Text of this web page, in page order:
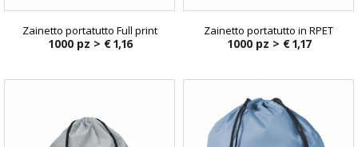
Zainetto portatutto Full print
1000 pz > € 1,16
Zainetto portatutto in RPET
1000 pz > € 1,17